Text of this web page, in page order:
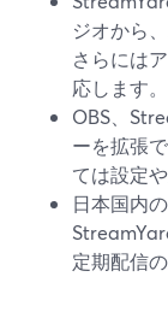
ジオから
さらには
応します
OBS、
ーを拡張
ては設定
日本国内
定期配信